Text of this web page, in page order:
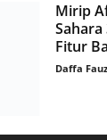
Mirip
Sahara
Fitur
Daffa